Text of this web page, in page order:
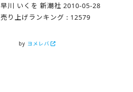
早川 いくを 新潮社 2010-05-28
売り上げランキング : 12579
by ヨメレバ